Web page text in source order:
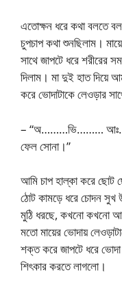
এতোক্ষন ধরে কথা বলতে
চুপচাপ কথা শুনছিলাম।
সাথে জাপটে ধরে শরীরের
দিলাম। মা দুই হাত দিয়ে
করে ভোদাটাকে লেওড়ার
– “অ………ভি………
ফেল সোনা।”
আমি চাপ হাল্কা করে ছোট
ঠোট কামড়ে ধরে চোদন
মুঠি ধরছে, কখনো কখনো
মতো মায়ের ভোদায়
শক্ত করে জাপটে ধরে
শিৎকার করতে লাগলো।